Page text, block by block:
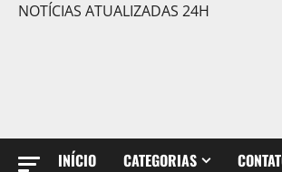
NOTÍCIAS ATUALIZADAS 24H
INÍCIO CATEGORIAS